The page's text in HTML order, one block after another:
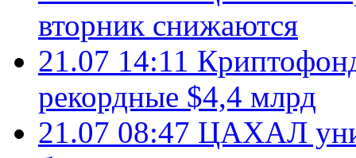
вторник снижаются
21.07 14:11
рекордные $4,4 млрд
21.07 08:47 ЦАХАЛ